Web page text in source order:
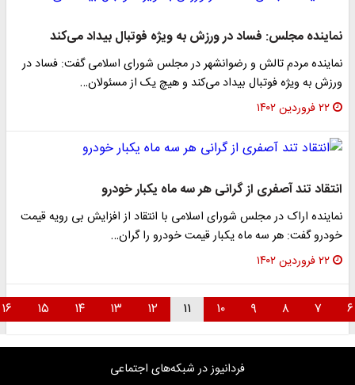
نماینده مجلس: فساد در ورزش به ویژه فوتبال بیداد می‌کند
نماینده مردم تالش و رضوانشهر در مجلس شورای اسلامی گفت: فساد در
ورزش به ویژه فوتبال بیداد می‌کند و هیچ یک از مسئولان…
۲۲ فروردین ۱۴۰۲
انتقاد تند آصفری از گرانی هر سه ماه یکبار خودرو
نماینده اراک در مجلس شورای اسلامی با انتقاد از افزایش بی رویه قیمت
خودرو گفت: هر سه ماه یکبار قیمت خودرو را گران…
۲۲ فروردین ۱۴۰۲
فردانیوز در شبکه‌های اجتماعی